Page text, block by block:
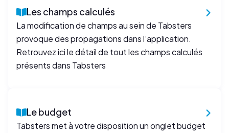
Les champs calculés
La modification de champs au sein de Tabsters
provoque des propagations dans l’application.
Retrouvez ici le détail de tout les champs calculés
présents dans Tabsters
Le budget
Tabsters met à votre disposition un onglet budget